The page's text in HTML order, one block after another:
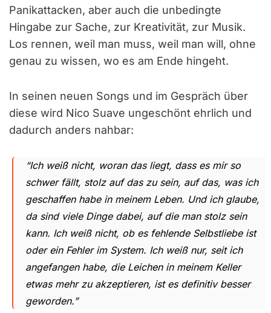
Panikattacken, aber auch die unbedingte
Hingabe zur Sache, zur Kreativität, zur Musik.
Los rennen, weil man muss, weil man will, ohne
genau zu wissen, wo es am Ende hingeht.
In seinen neuen Songs und im Gespräch über
diese wird Nico Suave ungeschönt ehrlich und
dadurch anders nahbar:
“Ich weiß nicht, woran das liegt, dass es mir so
schwer fällt, stolz auf das zu sein, auf das, was ich
geschaffen habe in meinem Leben. Und ich glaube,
da sind viele Dinge dabei, auf die man stolz sein
kann. Ich weiß nicht, ob es fehlende Selbstliebe ist
oder ein Fehler im System. Ich weiß nur, seit ich
angefangen habe, die Leichen in meinem Keller
etwas mehr zu akzeptieren, ist es definitiv besser
geworden.”